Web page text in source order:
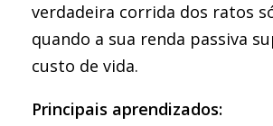
verdadeira corrida dos ratos
quando a sua renda passiva
custo de vida.
Principais aprendizados: